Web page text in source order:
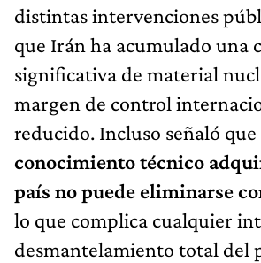
distintas intervenciones
que Irán ha acumulado una
significativa de material
margen de control
reducido. Incluso señaló que
conocimiento técnico
país no puede eliminarse
lo que complica cualquier
desmantelamiento total del